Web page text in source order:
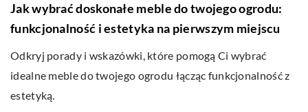
Jak wybrać doskonałe meble do twojego ogrodu:
funkcjonalność i estetyka na pierwszym miejscu
Odkryj porady i wskazówki, które pomogą Ci wybrać
idealne meble do twojego ogrodu łącząc funkcjonalność z
estetyką.